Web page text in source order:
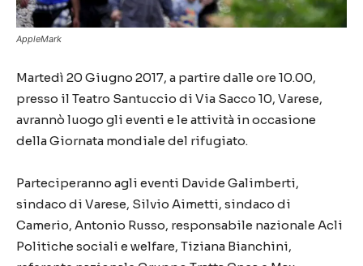
AppleMark
Martedì 20 Giugno 2017, a partire dalle ore 10.00,
presso il Teatro Santuccio di Via Sacco 10, Varese,
avrannò luogo gli eventi e le attività in occasione
della Giornata mondiale del rifugiato.
Parteciperanno agli eventi Davide Galimberti,
sindaco di Varese, Silvio Aimetti, sindaco di
Camerio, Antonio Russo, responsabile nazionale Acli
Politiche sociali e welfare, Tiziana Bianchini,